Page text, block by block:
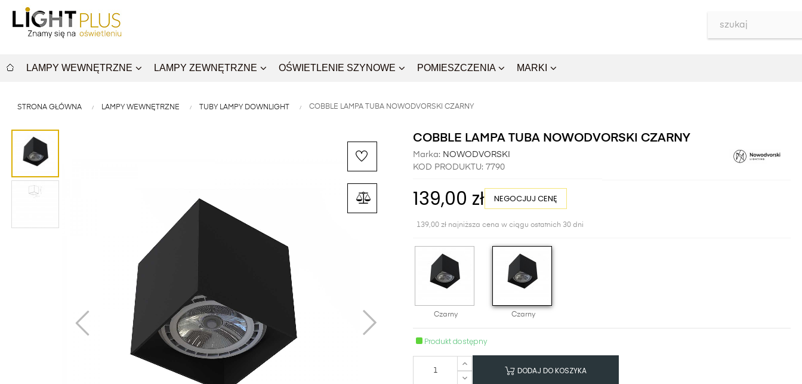
LAMPY WEWNĘTRZNE LAMPY ZEWNĘTRZNE OŚWIETLENIE SZYNOWE POMIESZCZENIA MARKI
STRONA GŁÓWNA LAMPY WEWNĘTRZNE TUBY LAMPY DOWNLIGHT COBBLE LAMPA TUBA NOWODVORSKI CZARNY
COBBLE LAMPA TUBA NOWODVORSKI CZARNY
Marka: NOWODVORSKI
KOD PRODUKTU: 7790
139,00 zł NEGOCJUJ CENĘ
139,00 zł najniższa cena w ciągu ostatnich 30 dni
Czarny Czarny
Produkt dostępny
DODAJ DO KOSZYKA